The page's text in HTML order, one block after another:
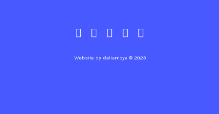
Website by daliamoya © 2023